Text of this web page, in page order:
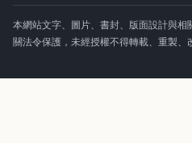
本網站文字、圖片、書封、版面設計與
關法令保護，未經授權不得轉載、重製、